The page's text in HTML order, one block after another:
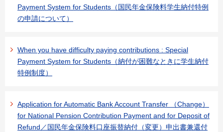
Payment System for Students（国民年金保険料学生納付特例
の申請について）
When you have difficulty paying contributions : Special
Payment System for Students（納付が困難なときに学生納付
特例制度）
Application for Automatic Bank Account Transfer （Change）
for National Pension Contribution Payment and for Deposit of
Refund／国民年金保険料口座振替納付（変更）申出書兼還付